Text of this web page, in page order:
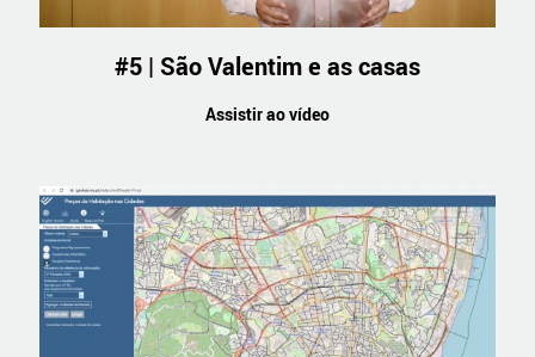
#5 | São Valentim e as casas
Assistir ao vídeo